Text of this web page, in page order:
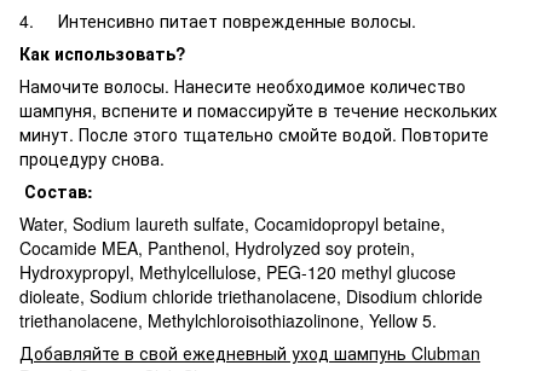
4. Интенсивно питает поврежденные волосы.
Как использовать?
Намочите волосы. Нанесите необходимое количество
шампуня, вспените и помассируйте в течение нескольких
минут. После этого тщательно смойте водой. Повторите
процедуру снова.
Состав:
Water, Sodium laureth sulfate, Cocamidopropyl betaine,
Cocamide MEA, Panthenol, Hydrolyzed soy protein,
Hydroxypropyl, Methylcellulose, PEG-120 methyl glucose
dioleate, Sodium chloride triethanolacene, Disodium chloride
triethanolacene, Methylchloroisothiazolinone, Yellow 5.
Добавляйте в свой ежедневный уход шампунь Clubman